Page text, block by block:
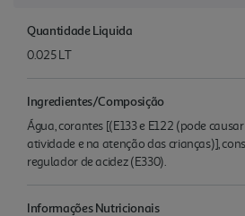
Quantidade Liquida
0.025 LT
Ingredientes/Composição
Água, corantes [(E133 e E122 (pode
atividade e na atenção das crianças)],
regulador de acidez (E330).
Informações Nutricionais